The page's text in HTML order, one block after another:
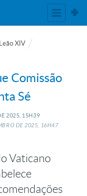
Leão XIV
Comissão
Sé
2025, 15H39
DE2025, 16H47
Vaticano